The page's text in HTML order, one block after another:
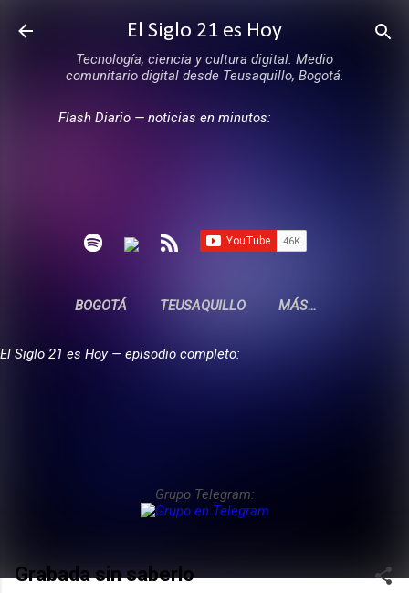
Ir al contenido principal
El Siglo 21 es Hoy
Tecnología, ciencia y cultura digital. Medio
comunitario digital desde Teusaquillo, Bogotá.
Flash Diario — noticias en minutos:
BOGOTÁ TEUSAQUILLO MÁS…
El Siglo 21 es Hoy — episodio completo:
Grupo Telegram:
Grabada sin saberlo